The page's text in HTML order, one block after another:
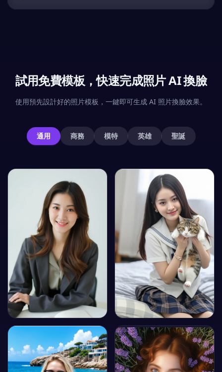
試用免費模板，快速完成照片 AI 換臉
使用預先設計好的照片模板，一鍵即可生成 AI 照片換臉效果。
通用 商務 模特 英雄 聖誕